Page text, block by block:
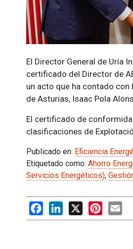
El Director General de Uría
certificado del Director de
un acto que ha contado con
de Asturias, Isaac Pola
El certificado de
clasificaciones de
Publicado en: Eficiencia
Etiquetado como: Ahorro
Servicios Energéticos),
FacebookLinkedIn
X Pinterest